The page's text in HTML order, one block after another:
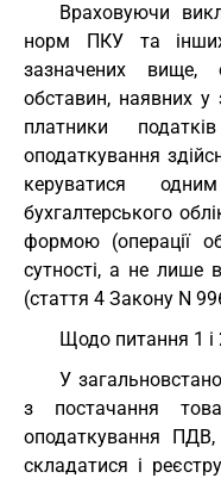
Враховуючи
норм ПКУ та інших
зазначених вище,
обставин, наявних
платники
оподаткування
керуватися
бухгалтерського
формою (операції
сутності, а не лише
(стаття 4 Закону N
Щодо питання 1 і
У
з постачання
оподаткування
складатися і